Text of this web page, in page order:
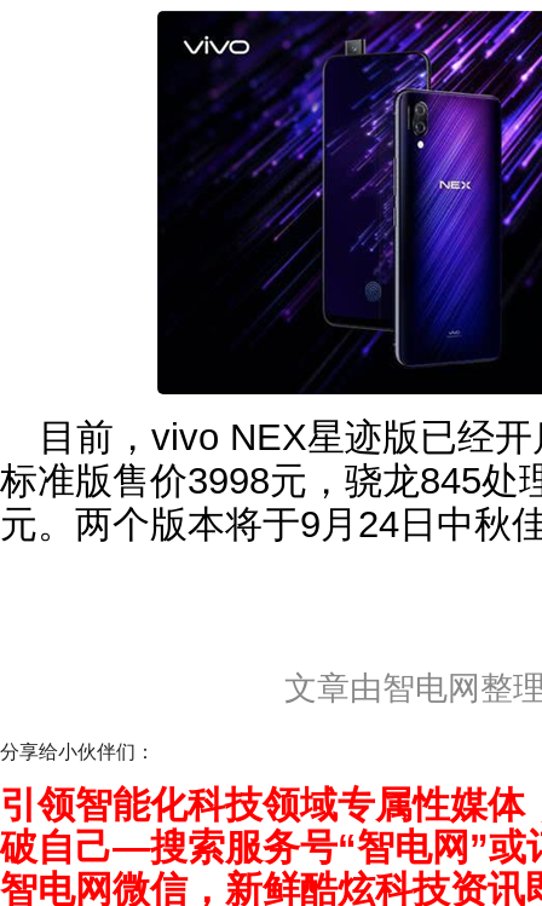
目前，vivo NEX星迹版已经
标准版售价3998元，骁龙845处
元。两个版本将于9月24日中秋
文章由智电网整
分享给小伙伴们：
引领智能化科技领域专属性媒
破自己—搜索服务号“智电网”或
智电网微信，新鲜酷炫科技资讯